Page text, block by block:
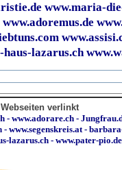
www.maria-
www.adoremus.de
haus-lazarus.ch
verlinkt
- www.adorare.ch -
- www.segenskreis.at-
lazarus.ch - www.pater-pio.de